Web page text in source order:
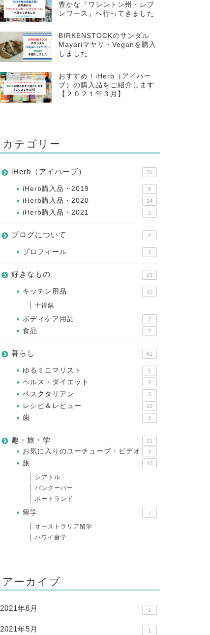
豊かな『ワシントン州・レブ
ンワース』へ行ってきました
BIRKENSTOCKのサンダル
Mayariマヤリ・Veganを購入
しました
おすすめ！iHerb（アイハー
ブ）の購入品をご紹介します
【２０２１年３月】
カテゴリー
iHerb（アイハーブ） 31
iHerb購入品・2019 8
iHerb購入品・2020 14
iHerb購入品・2021 2
ブログについて 4
プロフィール 2
好きなもの 29
キッチン用品 10
十得鍋
ボディケア用品 3
食品 7
暮らし 61
ゆるミニマリスト 5
ヘルス・ダイエット 9
ペスクタリアン 3
レシピ＆レビュー 19
歯 3
趣・旅・学 22
お気に入りのユーチューブ・ビデオ 3
旅 10
シアトル
バンクーバー
ポートランド
留学 7
オーストラリア留学
ハワイ留学
アーカイブ
2021年6月 1
2021年5月 1